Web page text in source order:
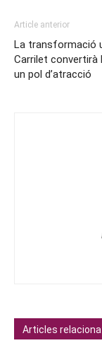
Article anterior
La transformació
Carrilet convertirà
un pol d’atracció
Articles